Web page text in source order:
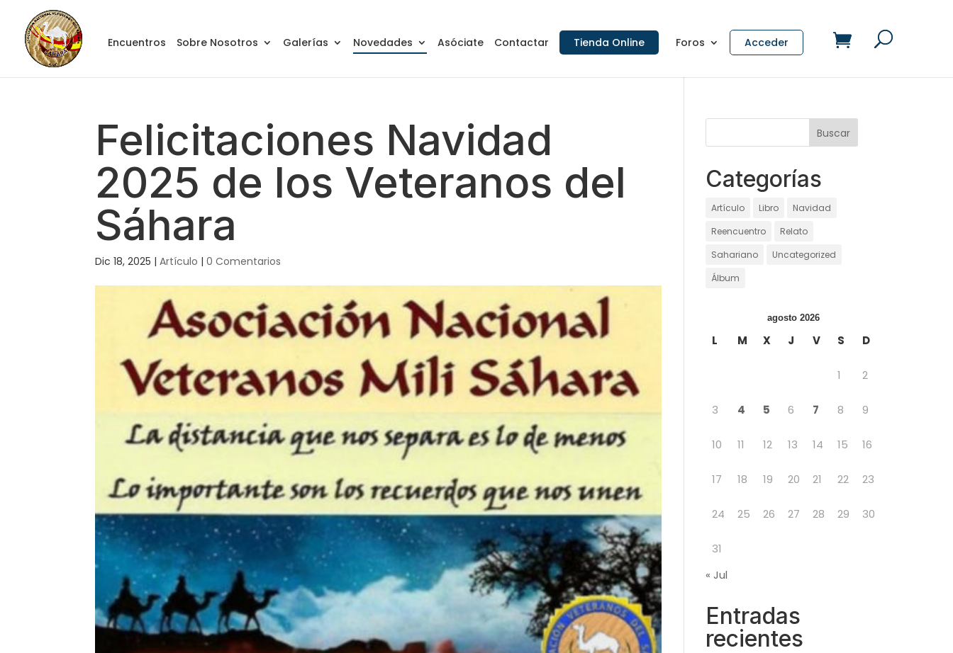
Encuentros Sobre Nosotros Galerías Novedades Asóciate Contactar Tienda Online Foros Acceder
Felicitaciones Navidad
2025 de los Veteranos del
Sáhara
Dic 18, 2025 |Artículo |0 Comentarios
Categorías
Artículo Libro
Navidad
Reencuentro
Relato
Sahariano
Uncategorized
Álbum
agosto 2026
L M X J V S D
1 2
3 4 5 6 7 8 9
10 11 12 13 14 15 16
17 18 19 20 21 22 23
24 25 26 27 28 29 30
31
« Jul
Entradas
recientes